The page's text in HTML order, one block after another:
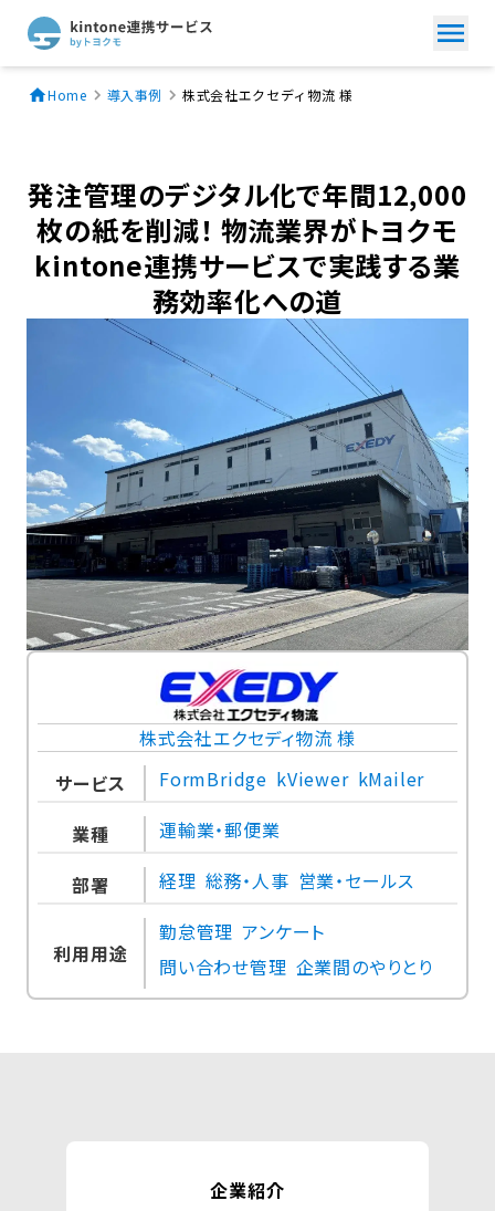
Home 導入事例 株式会社エクセディ物流 様
発注管理のデジタル化で年間12,000
枚の紙を削減！ 物流業界がトヨクモ
kintone連携サービスで実践する業
務効率化への道
株式会社エクセディ物流 様
サービス
FormBridge kViewer kMailer
業種 運輸業・郵便業
部署 経理 総務・人事 営業・セールス
利用用途
勤怠管理 アンケート
問い合わせ管理 企業間のやりとり
企業紹介